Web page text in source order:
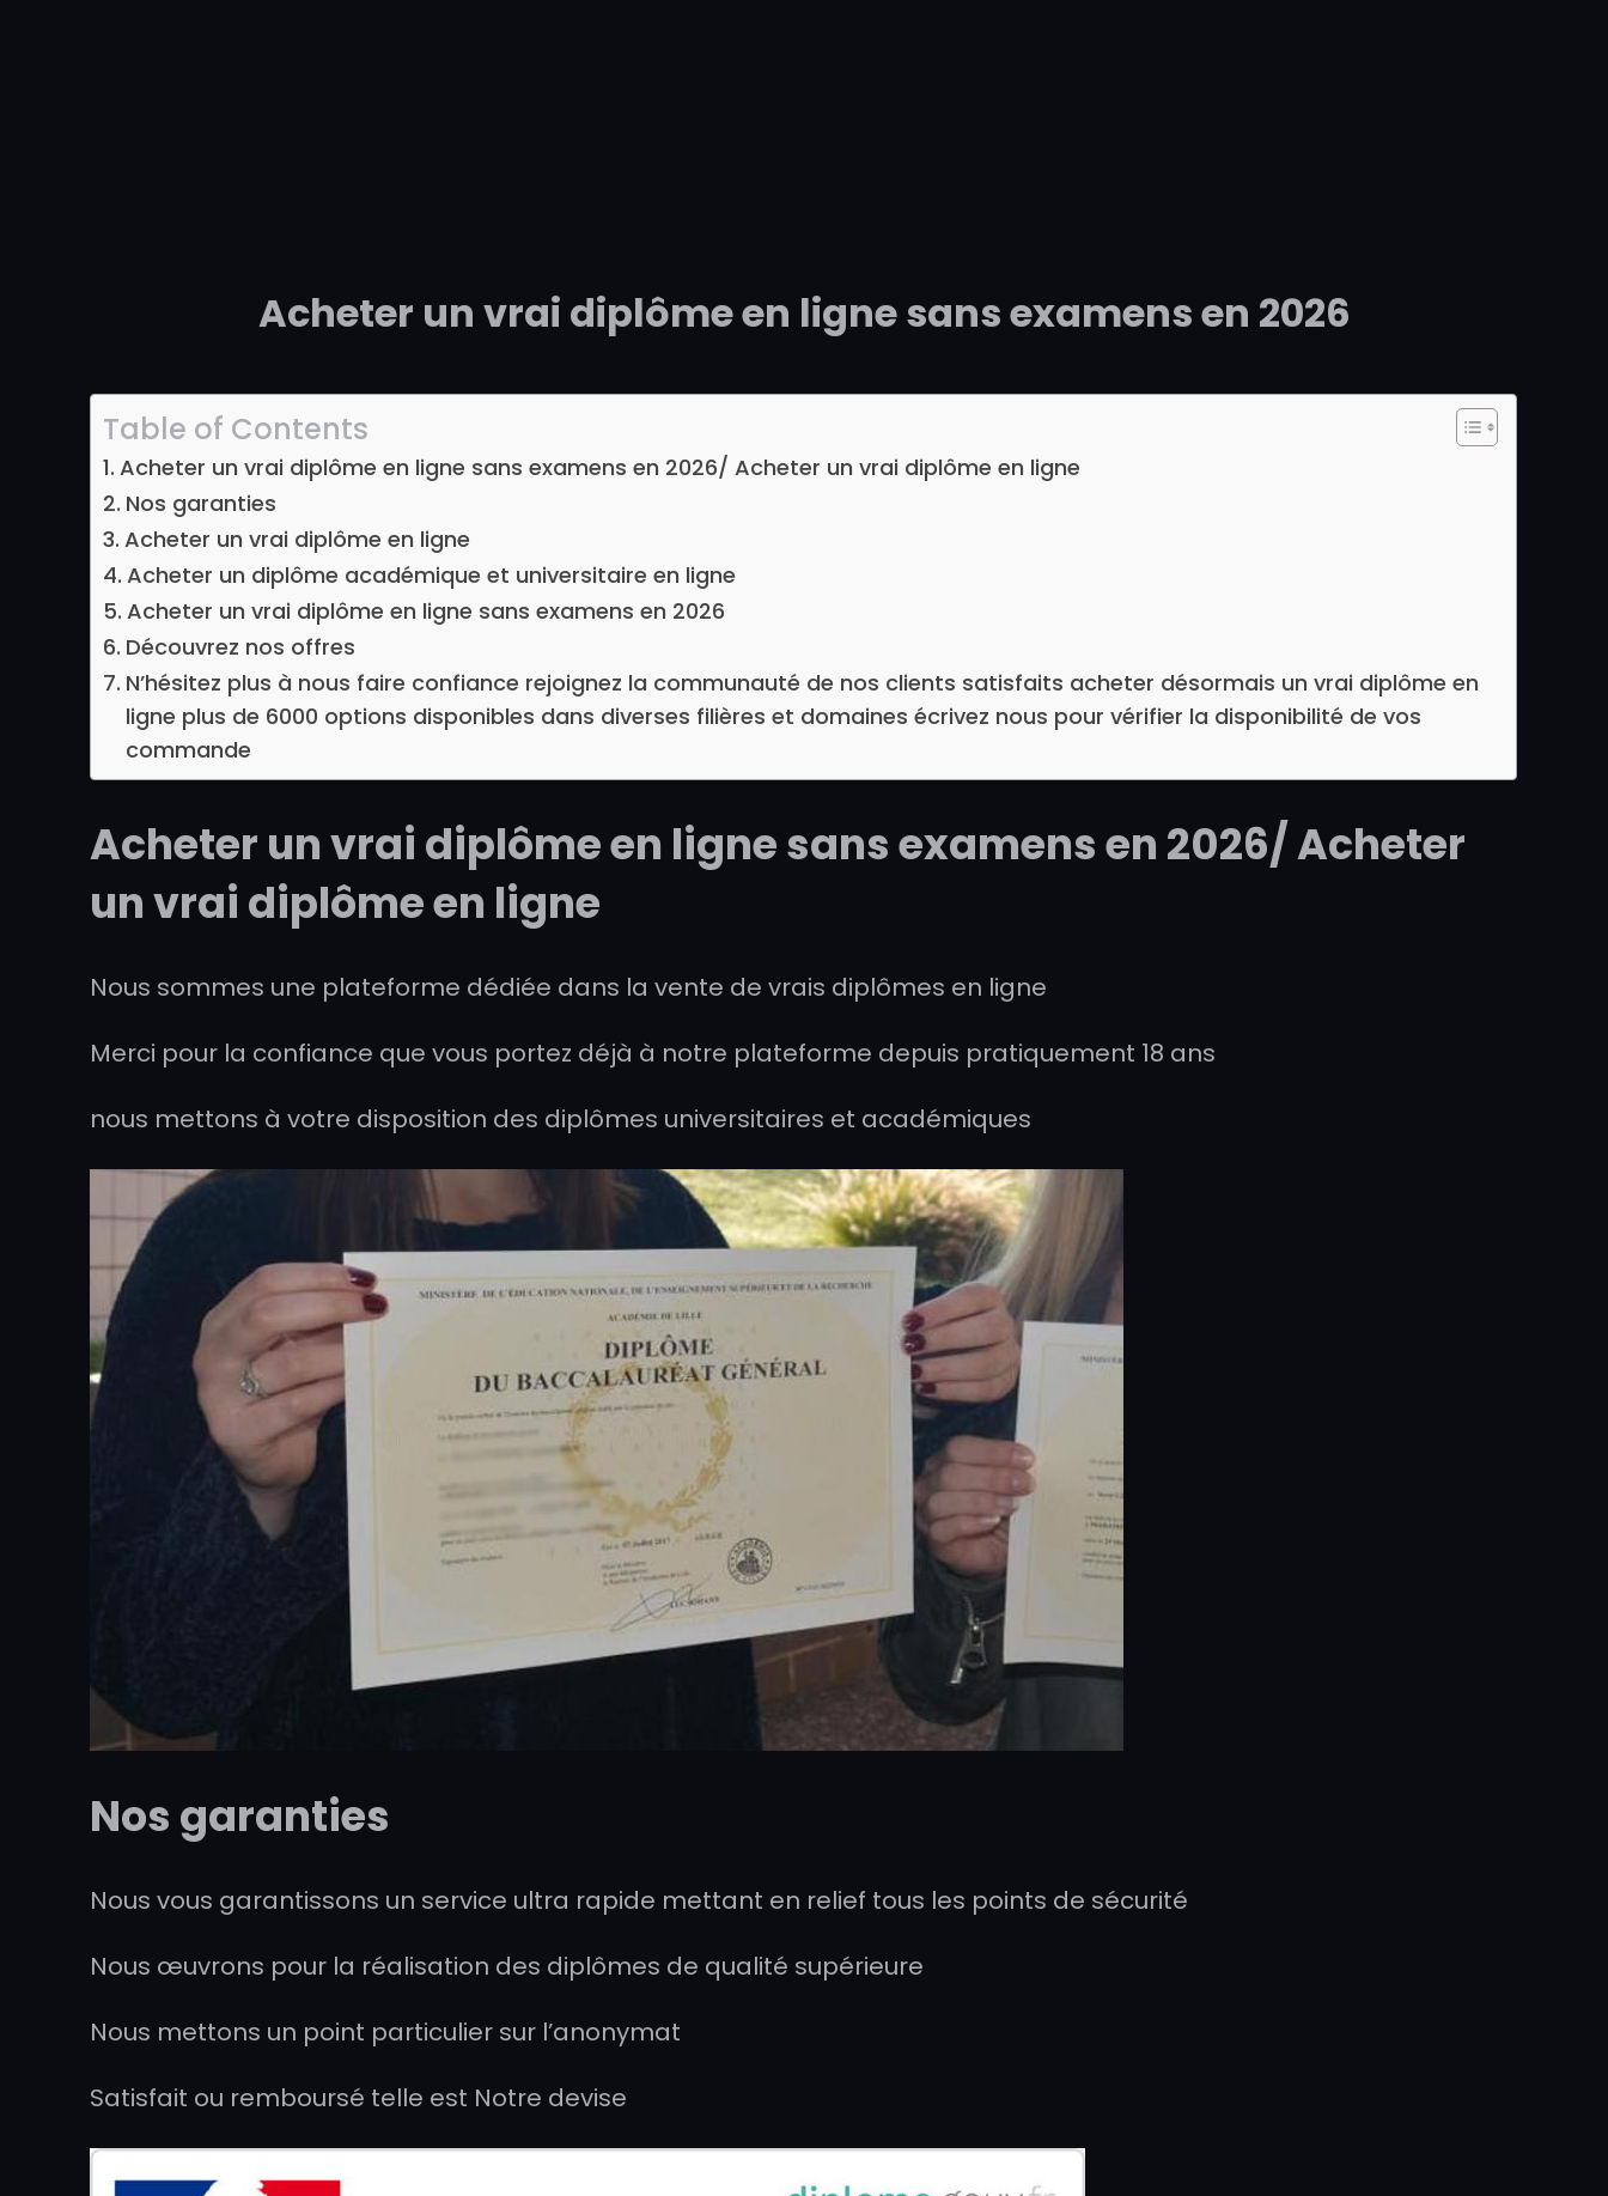
Acheter un vrai diplôme en ligne sans examens en 2026
Table of Contents
Acheter un vrai diplôme en ligne sans examens en 2026/ Acheter un vrai diplôme en ligne
Nos garanties
Acheter un vrai diplôme en ligne
Acheter un diplôme académique et universitaire en ligne
Acheter un vrai diplôme en ligne sans examens en 2026
Découvrez nos offres
N’hésitez plus à nous faire confiance rejoignez la communauté de nos clients satisfaits acheter désormais un vrai diplôme en
ligne plus de 6000 options disponibles dans diverses filières et domaines écrivez nous pour vérifier la disponibilité de vos
commande
Acheter un vrai diplôme en ligne sans examens en 2026/ Acheter
un vrai diplôme en ligne
Nous sommes une plateforme dédiée dans la vente de vrais diplômes en ligne
Merci pour la confiance que vous portez déjà à notre plateforme depuis pratiquement 18 ans
nous mettons à votre disposition des diplômes universitaires et académiques
Nos garanties
Nous vous garantissons un service ultra rapide mettant en relief tous les points de sécurité
Nous œuvrons pour la réalisation des diplômes de qualité supérieure
Nous mettons un point particulier sur l’anonymat
Satisfait ou remboursé telle est Notre devise